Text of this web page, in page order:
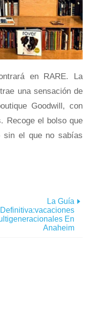
en RARE. La
una sensación de
Goodwill, con
Recoge el bolso que
sin el que no sabías
La Guía
Definitiva:vacaciones
En
Anaheim